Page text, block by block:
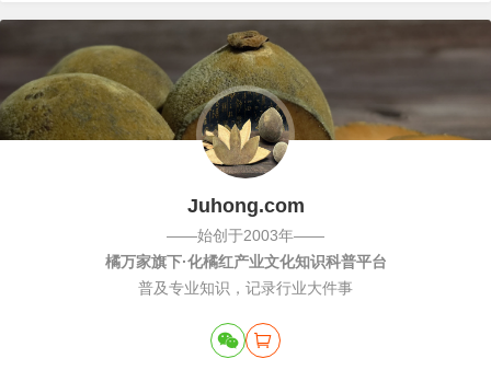
大家更新关于种植栽培的相关知识：《化橘红栽培
与加工》；…
Juhong.com
——始创于2003年——
橘万家旗下·化橘红产业文化知识科普平台
普及专业知识，记录行业大件事